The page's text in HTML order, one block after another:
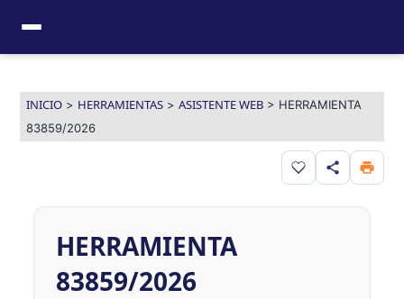
contenido
INICIO> HERRAMIENTAS> ASISTENTE WEB> HERRAMIENTA
83859/2026
Guardar en
HERRAMIENTA
83859/2026